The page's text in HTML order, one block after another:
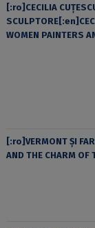
[:ro]CECILIA
WOMEN PAINTERS
[:ro]VERMONT ȘI
AND THE CHARM OF